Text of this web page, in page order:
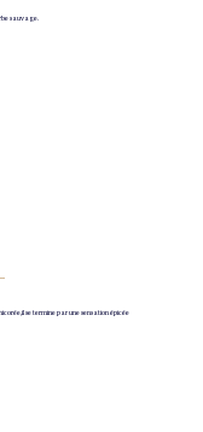
sauvage.
il se termine par une sensation épicée